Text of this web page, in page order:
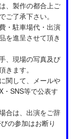
、製作の都合上ご
ご了承下さい。
・駐車場代・出演
を進呈させて頂き
、現場の写真及び
きます。
関して、メールや
・SNS等で公表す
合は、出演をご辞
の参加はお断り